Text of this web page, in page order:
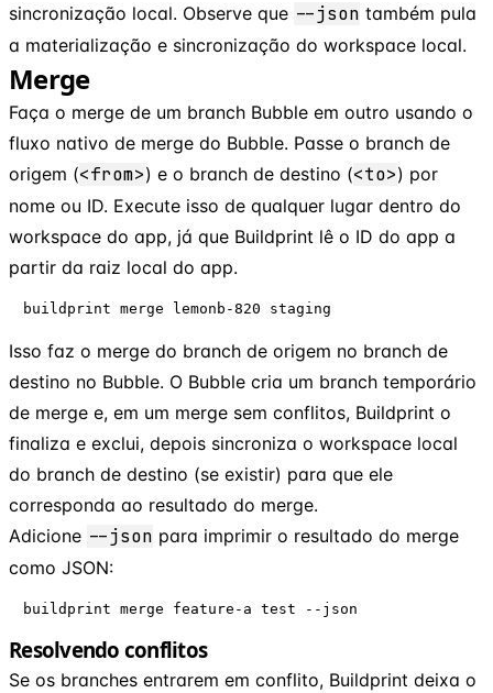
sincronização local. Observe que --json também pula
a materialização e sincronização do workspace local.
Merge
Faça o merge de um branch Bubble em outro usando o
fluxo nativo de merge do Bubble. Passe o branch de
origem (<from>) e o branch de destino (<to>) por
nome ou ID. Execute isso de qualquer lugar dentro do
workspace do app, já que Buildprint lê o ID do app a
partir da raiz local do app.
buildprint merge lemonb-820 staging
Isso faz o merge do branch de origem no branch de
destino no Bubble. O Bubble cria um branch temporário
de merge e, em um merge sem conflitos, Buildprint o
finaliza e exclui, depois sincroniza o workspace local
do branch de destino (se existir) para que ele
corresponda ao resultado do merge.
Adicione --json para imprimir o resultado do merge
como JSON:
buildprint merge feature-a test --json
Resolvendo conflitos
Se os branches entrarem em conflito, Buildprint deixa o